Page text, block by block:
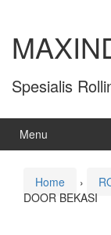
Spesialis
Menu
Home ›
DOOR BEKASI